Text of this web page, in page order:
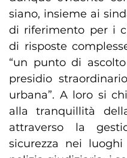
siano, insieme ai
di riferimento per i
di risposte
“un punto di
presidio
urbana”. A loro si
alla tranquillità
attraverso la
sicurezza nei